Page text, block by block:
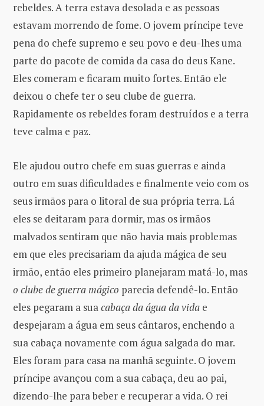
rebeldes. A terra estava desolada e as pessoas
estavam morrendo de fome. O jovem príncipe teve
pena do chefe supremo e seu povo e deu-lhes uma
parte do pacote de comida da casa do deus Kane.
Eles comeram e ficaram muito fortes. Então ele
deixou o chefe ter o seu clube de guerra.
Rapidamente os rebeldes foram destruídos e a terra
teve calma e paz.
Ele ajudou outro chefe em suas guerras e ainda
outro em suas dificuldades e finalmente veio com os
seus irmãos para o litoral de sua própria terra. Lá
eles se deitaram para dormir, mas os irmãos
malvados sentiram que não havia mais problemas
em que eles precisariam da ajuda mágica de seu
irmão, então eles primeiro planejaram matá-lo, mas
o clube de guerra mágico parecia defendê-lo. Então
eles pegaram a suacabaça da água da vida e
despejaram a água em seus cântaros, enchendo a
sua cabaça novamente com água salgada do mar.
Eles foram para casa na manhã seguinte. O jovem
príncipe avançou com a sua cabaça, deu ao pai,
dizendo-lhe para beber e recuperar a vida. O rei